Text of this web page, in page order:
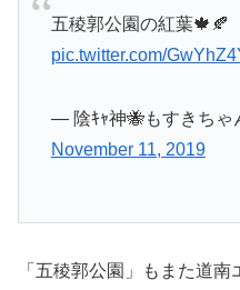
五稜郭公園の紅葉🍁🍂
pic.twitter.com/
— 陰ｷｬ神🐝もすきちゃ
November 11, 2019
「五稜郭公園」もまた道